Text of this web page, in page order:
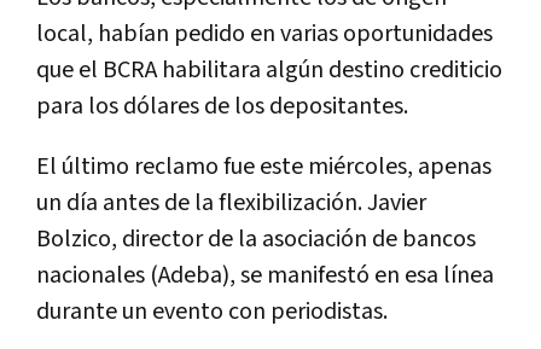
local, habían pedido en varias oportunidades
que el BCRA habilitara algún destino crediticio
para los dólares de los depositantes.
El último reclamo fue este miércoles, apenas
un día antes de la flexibilización. Javier
Bolzico, director de la asociación de bancos
nacionales (Adeba), se manifestó en esa línea
durante un evento con periodistas.